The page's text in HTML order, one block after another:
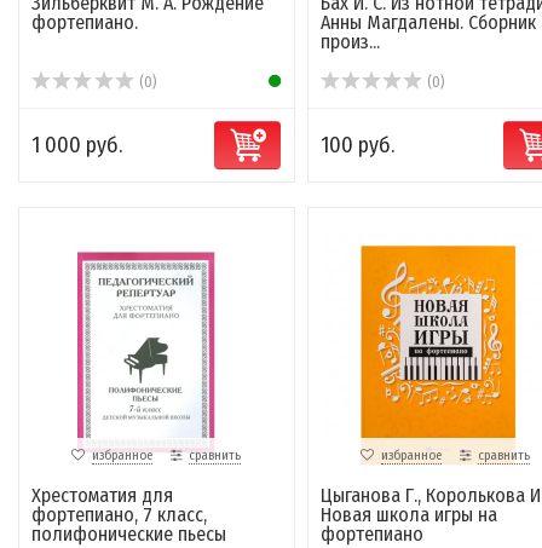
фортепиано.
(0)
1 000 руб.
Анны Магдалены. Сборник
произ...
(0)
100 руб.
избранное сравнить
Хрестоматия для
фортепиано, 7 класс,
полифонические пьесы
избранное сравнить
Цыганова Г., Королькова
Новая школа игры на
фортепиано